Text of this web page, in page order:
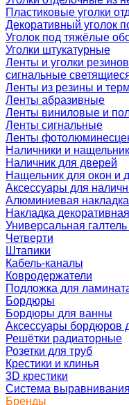
Пластиковые уголки
Декоративный уголок
Уголок под тяжёлые
Уголки штукатурные
Ленты и уголки
сигнальные
Ленты из резины и
Ленты абразивные
Ленты виниловые и
Ленты сигнальные
Ленты
Наличники и
Наличник для дверей
Нащельник для окон и
Аксессуары для
Алюминиевая
Накладка
Универсальная
Четверти
Штапики
Кабель-каналы
Ковродержатели
Подложка для
Бордюры
Бордюры для ванны
Аксессуары бордюров
Решётки радиаторные
Розетки для труб
Крестики и клинья
3D крестики
Система
Бренды